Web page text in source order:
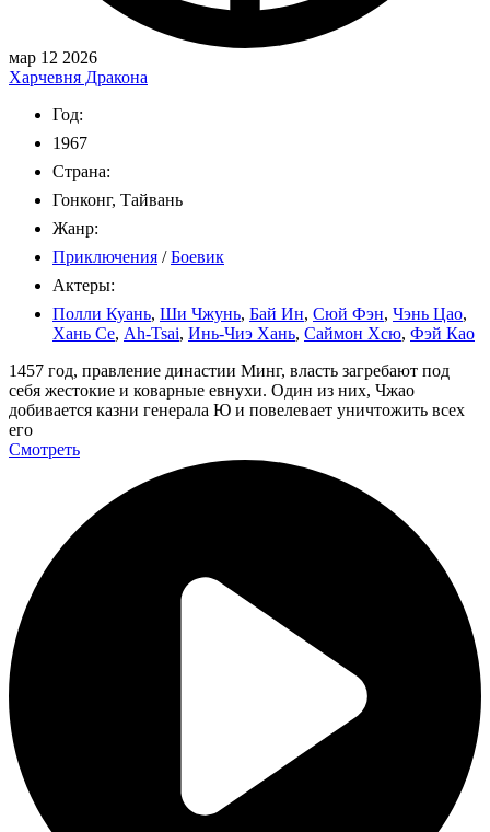
мар 12 2026
Харчевня Дракона
Год:
1967
Страна:
Гонконг, Тайвань
Жанр:
Приключения /Боевик
Актеры:
Полли Куань, Ши Чжунь, Бай Ин, Сюй Фэн, Чэнь Цао,
Хань Се, Ah-Tsai, Инь-Чиэ Хань, Саймон Хсю, Фэй Као
1457 год, правление династии Минг, власть загребают под
себя жестокие и коварные евнухи. Один из них, Чжао
добивается казни генерала Ю и повелевает уничтожить всех
его
Смотреть